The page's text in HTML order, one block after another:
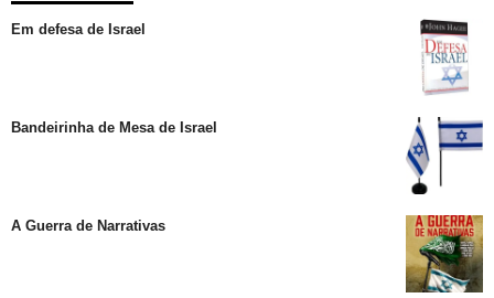
Em defesa de Israel
Bandeirinha de Mesa de Israel
A Guerra de Narrativas